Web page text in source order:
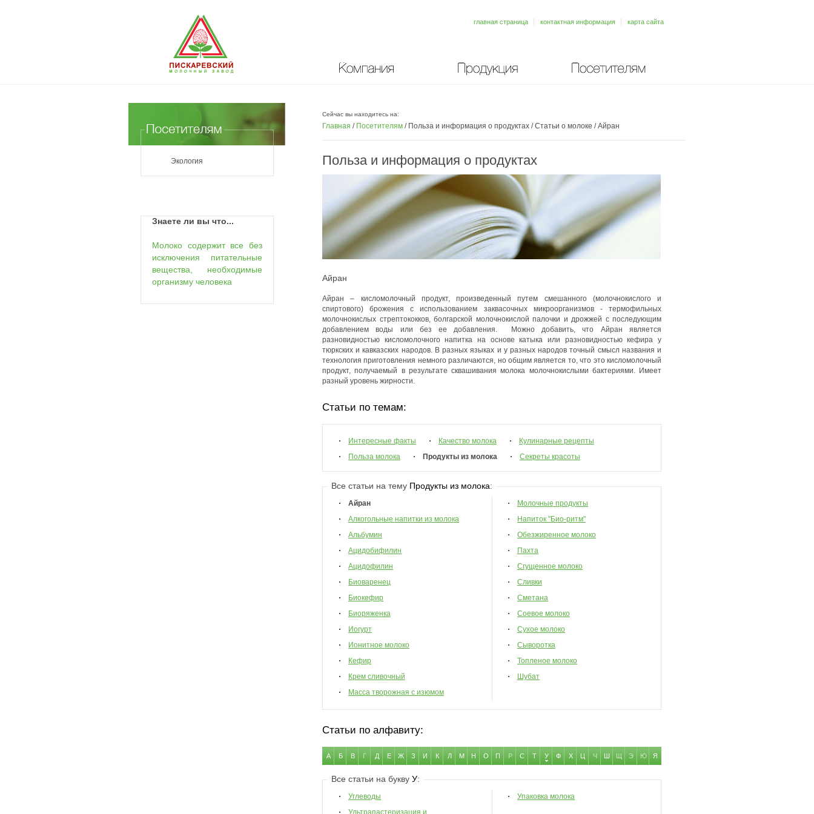
Компания Продукция Посетителям
главная страница контактная информация карта сайта
Экология
Знаете ли вы что...
Молоко содержит все без
исключения питательные
вещества, необходимые
орга­низму человека
Сейчас вы находитесь на:
Главная / Посетителям / Польза и информация о продуктах /Статьи о молоке /Айран
Польза и информация о продуктах
Айран
Айран – кисломолочный продукт, произведенный путем смешанного (молочнокислого и
спиртового) брожения с использованием заквасочных микроорганизмов - термофильных
молочнокислых стрептококков, болгарской молочнокислой палочки и дрожжей с последующим
добавлением воды или без ее добавления. Можно добавить, что Айран является
разновидностью кисломолочного напитка на основе катыка или разновидностью кефира у
тюркских и кавказских народов. В разных языках и у разных народов точный смысл названия и
технология приготовления немного различаются, но общим является то, что это кисломолочный
продукт, получаемый в результате сквашивания молока молочнокислыми бактериями. Имеет
разный уровень жирности.
Статьи по темам:
Интересные факты Качество молока
Кулинарные рецепты
Польза молока
Продукты из молока Секреты красоты
Все статьи на тему Продукты из молока:
Айран
Алкогольные напитки из молока
Альбумин
Ацидобифилин
Ацидофилин
Биоваренец
Биокефир
Биоряженка
Иогурт
Ионитное молоко
Кефир
Крем сливочный
Масса творожная с изюмом
Молочные продукты
Напиток "Био-ритм"
Обезжиренное молоко
Пахта
Сгущенное молоко
Сливки
Сметана
Соевое молоко
Сухое молоко
Сыворотка
Топленое молоко
Шубат
Статьи по алфавиту:
А Б В Г Д Е Ж З И К Л М Н О П Р С Т У Ф Х Ч Э Ю Я
Все статьи на букву У:
Углеводы
Упаковка молока